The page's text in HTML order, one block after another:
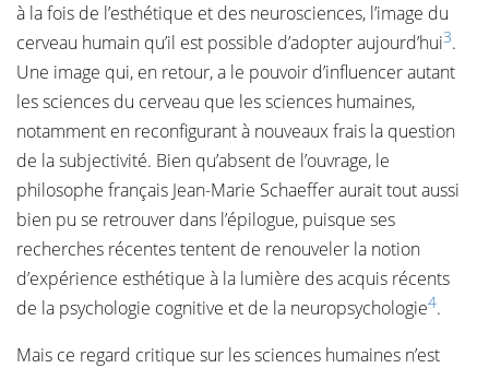
à la fois de l’esthétique et des neurosciences, l’image du
cerveau humain qu’il est possible d’adopter aujourd’hui3.
Une image qui, en retour, a le pouvoir d’influencer autant
les sciences du cerveau que les sciences humaines,
notamment en reconfigurant à nouveaux frais la question
de la subjectivité. Bien qu’absent de l’ouvrage, le
philosophe français Jean-Marie Schaeffer aurait tout aussi
bien pu se retrouver dans l’épilogue, puisque ses
recherches récentes tentent de renouveler la notion
d’expérience esthétique à la lumière des acquis récents
de la psychologie cognitive et de la neuropsychologie4.
Mais ce regard critique sur les sciences humaines n’est